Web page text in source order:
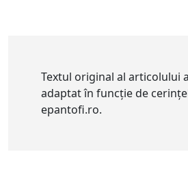
Textul original al articolului
adaptat în funcție de
epantofi.ro.